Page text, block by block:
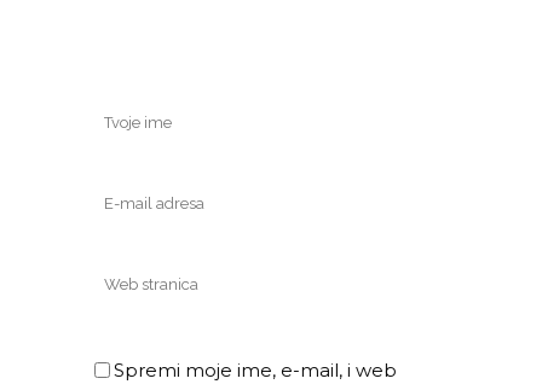
Spremi moje ime, e-mail, i web